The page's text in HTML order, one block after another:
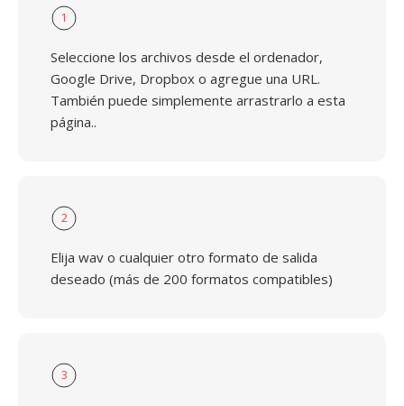
1
Seleccione los archivos desde el ordenador,
Google Drive, Dropbox o agregue una URL.
También puede simplemente arrastrarlo a esta
página..
2
Elija wav o cualquier otro formato de salida
deseado (más de 200 formatos compatibles)
3